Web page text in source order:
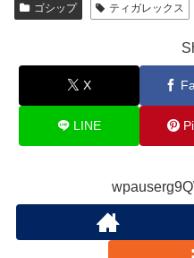
ゴシップ ティガレックス
X
LINE